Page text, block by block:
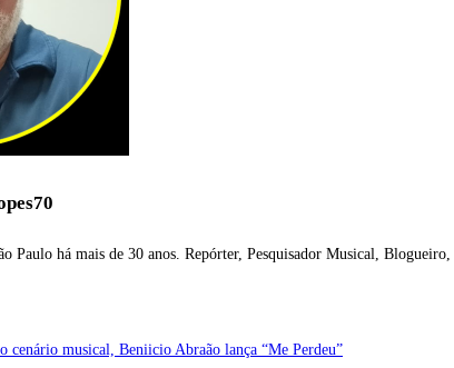
Paulo há mais de 30 anos. Repórter, Pesquisador Musical,